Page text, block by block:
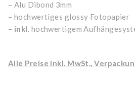
– Alu Dibond 3mm
– hochwertiges glossy Fotopapier
– inkl. hochwertigem
Alle Preise inkl. MwSt.,